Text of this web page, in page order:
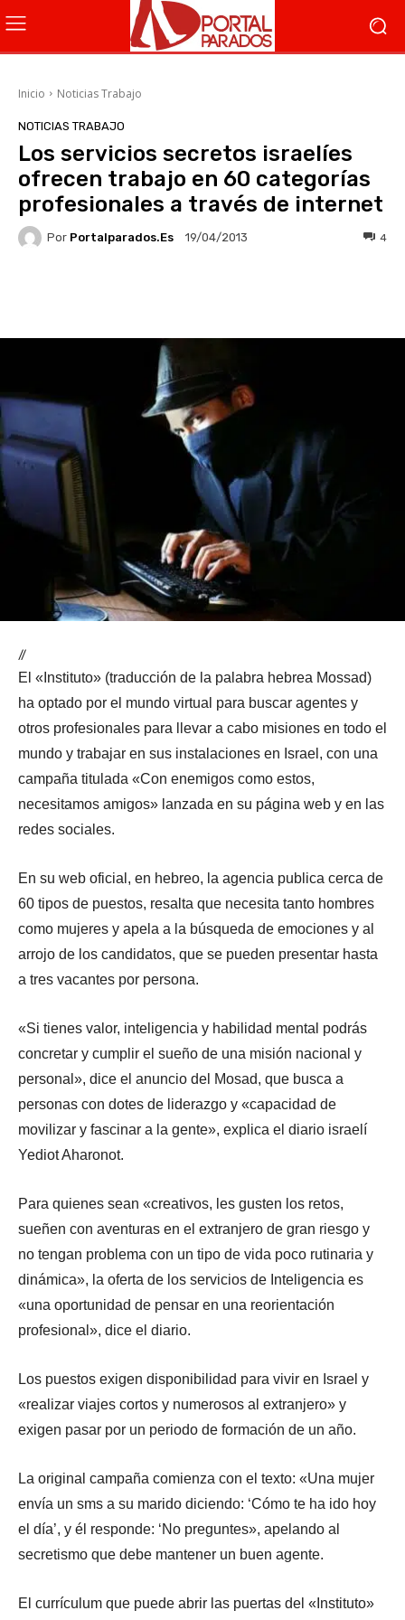
Inicio Noticias Trabajo
NOTICIAS TRABAJO
Los servicios secretos israelíes
ofrecen trabajo en 60 categorías
profesionales a través de internet
Por Portalparados.es 19/04/2013 4
//
El «Instituto» (traducción de la palabra hebrea Mossad)
ha optado por el mundo virtual para buscar agentes y
otros profesionales para llevar a cabo misiones en todo el
mundo y trabajar en sus instalaciones en Israel, con una
campaña titulada «Con enemigos como estos,
necesitamos amigos» lanzada en su página web y en las
redes sociales.
En su web oficial, en hebreo, la agencia publica cerca de
60 tipos de puestos, resalta que necesita tanto hombres
como mujeres y apela a la búsqueda de emociones y al
arrojo de los candidatos, que se pueden presentar hasta
a tres vacantes por persona.
«Si tienes valor, inteligencia y habilidad mental podrás
concretar y cumplir el sueño de una misión nacional y
personal», dice el anuncio del Mosad, que busca a
personas con dotes de liderazgo y «capacidad de
movilizar y fascinar a la gente», explica el diario israelí
Yediot Aharonot.
Para quienes sean «creativos, les gusten los retos,
sueñen con aventuras en el extranjero de gran riesgo y
no tengan problema con un tipo de vida poco rutinaria y
dinámica», la oferta de los servicios de Inteligencia es
«una oportunidad de pensar en una reorientación
profesional», dice el diario.
Los puestos exigen disponibilidad para vivir en Israel y
«realizar viajes cortos y numerosos al extranjero» y
exigen pasar por un periodo de formación de un año.
La original campaña comienza con el texto: «Una mujer
envía un sms a su marido diciendo: ‘Cómo te ha ido hoy
el día’, y él responde: ‘No preguntes», apelando al
secretismo que debe mantener un buen agente.
El currículum que puede abrir las puertas del «Instituto»